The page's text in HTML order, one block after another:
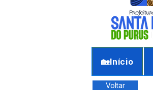
🏡Início
Voltar